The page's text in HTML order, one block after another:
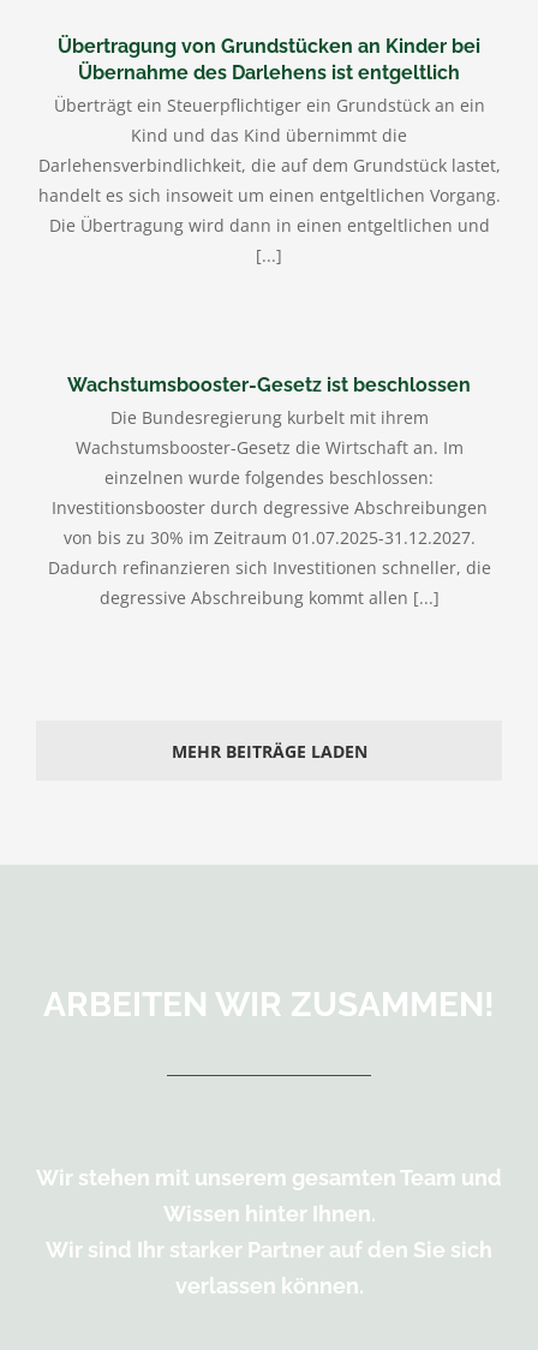
Übertragung von Grundstücken an Kinder bei
Übernahme des Darlehens ist entgeltlich
Überträgt ein Steuerpflichtiger ein Grundstück an ein
Kind und das Kind übernimmt die
Darlehensverbindlichkeit, die auf dem Grundstück lastet,
handelt es sich insoweit um einen entgeltlichen Vorgang.
Die Übertragung wird dann in einen entgeltlichen und
[...]
Wachstumsbooster-Gesetz ist beschlossen
Die Bundesregierung kurbelt mit ihrem
Wachstumsbooster-Gesetz die Wirtschaft an. Im
einzelnen wurde folgendes beschlossen:
Investitionsbooster durch degressive Abschreibungen
von bis zu 30% im Zeitraum 01.07.2025-31.12.2027.
Dadurch refinanzieren sich Investitionen schneller, die
degressive Abschreibung kommt allen [...]
MEHR BEITRÄGE LADEN
ARBEITEN WIR ZUSAMMEN!
Wir stehen mit unserem gesamten Team und
Wissen hinter Ihnen.
Wir sind Ihr starker Partner auf den Sie sich
verlassen können.